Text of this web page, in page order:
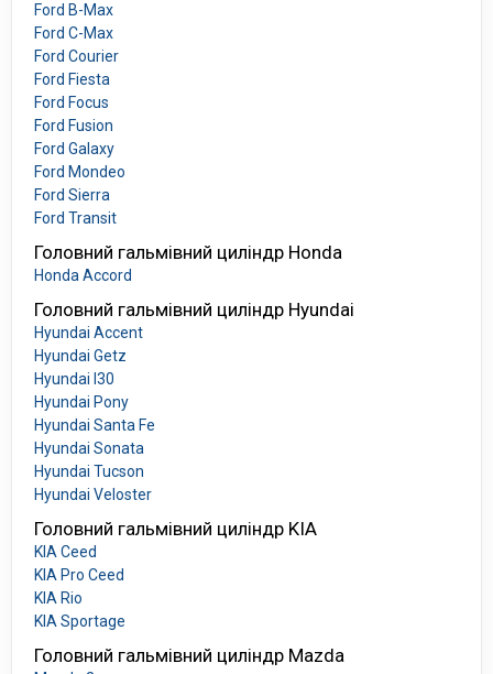
Ford B-Max
Ford C-Max
Ford Courier
Ford Fiesta
Ford Focus
Ford Fusion
Ford Galaxy
Ford Mondeo
Ford Sierra
Ford Transit
Головний гальмівний циліндр Honda
Honda Accord
Головний гальмівний циліндр Hyundai
Hyundai Accent
Hyundai Getz
Hyundai I30
Hyundai Pony
Hyundai Santa Fe
Hyundai Sonata
Hyundai Tucson
Hyundai Veloster
Головний гальмівний циліндр KIA
KIA Ceed
KIA Pro Ceed
KIA Rio
KIA Sportage
Головний гальмівний циліндр Mazda